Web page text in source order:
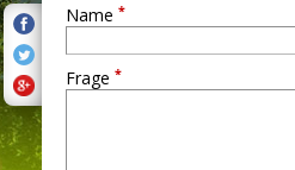
Name *
Frage *